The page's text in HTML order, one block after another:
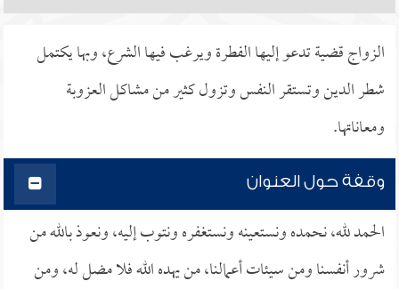
الزواج قضية تدعو إليها الفطرة ويرغب فيها الشرع، وبها يكتمل
شطر الدين وتستقر النفس وتزول كثير من مشاكل العزوبة
ومعاناتها.
وقفة حول العنوان
الحمد لله، نحمده ونستعينه ونستغفره ونتوب إليه، ونعوذ بالله من
شرور أنفسنا ومن سيئات أعمالنا، من يهده الله فلا مضل له، ومن